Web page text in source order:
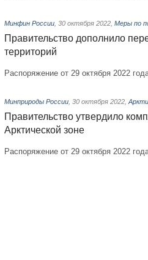
Минфин России 30 октября 2022 Меры по
Правительство дополнило
территорий
Распоряжение от 29 октября 2022
Минприроды России 30 октября 2022
Правительство утвердило
Арктической зоне
Распоряжение от 29 октября 2022